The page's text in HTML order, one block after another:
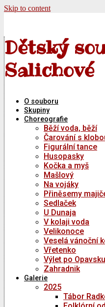
Skip to content
Dětský
Salichové
O souboru
Skupiny
Choreografie
Běží voda, běží
Čarování s
Figurální tance
Husopasky
Kočka a myš
Mašlový
Na vojáky
Přiněsemy
Sedlaček
U Dunaja
V kolaji voda
Velikonoce
Veselá vánoční
Vřetenko
Výlet po Opavsku
Zahradnik
Galerie
2025
Tábor